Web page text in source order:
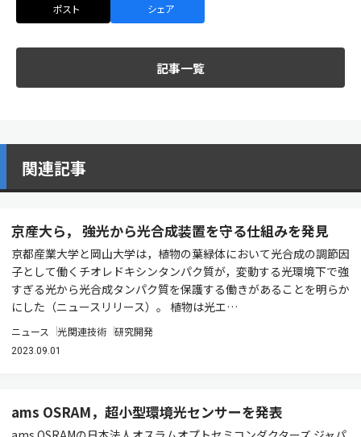
ポスト シェア
記事一覧
関連記事
京産大ら， 強光から光合成装置を守る仕組みを発見
京都産業大学と岡山大学は，植物の葉緑体において光合成の調節因
子として働くチオレドキシンタンパク質が，変動する光環境下で強
すぎる光から光合成タンパク質を保護する働きがあることを明らか
にした（ニュースリリース）。 植物は光エ…
ニュース 光関連技術 研究開発
2023.09.01
ams OSRAM，超小型環境光センサーを発表